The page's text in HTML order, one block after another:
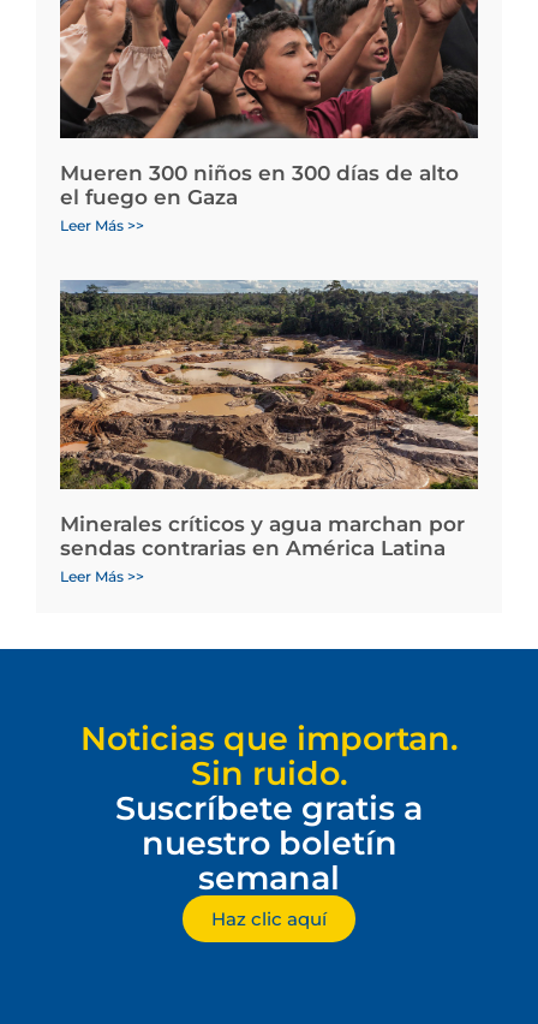
Mueren 300 niños en 300 días de alto
el fuego en Gaza
Leer Más >>
Minerales críticos y agua marchan por
sendas contrarias en América Latina
Leer Más >>
Noticias que importan.
Sin ruido.
Suscríbete gratis a
nuestro boletín
semanal
Haz clic aquí